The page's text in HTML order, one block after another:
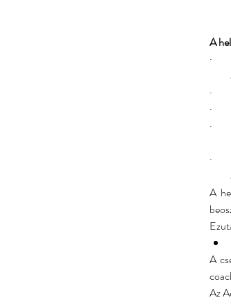
A
·
·
·
·
·
A
A
Az